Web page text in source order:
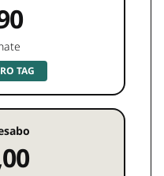
TAG